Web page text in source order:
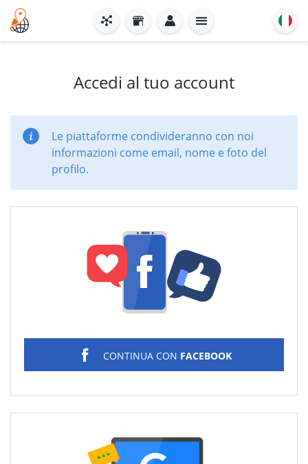
Accedi al tuo account
Le piattaforme condivideranno con noi
informazioni come email, nome e foto del
profilo.
CONTINUA CON FACEBOOK